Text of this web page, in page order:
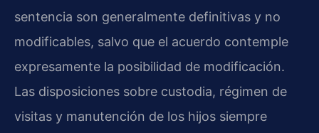
sentencia son generalmente definitivas y no
modificables, salvo que el acuerdo contemple
expresamente la posibilidad de modificación.
Las disposiciones sobre custodia, régimen de
visitas y manutención de los hijos siempre